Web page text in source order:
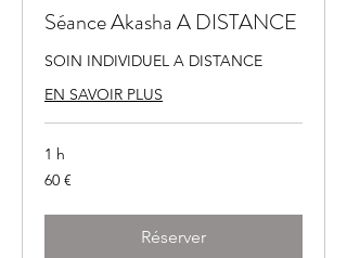
Séance Akasha A DISTANCE
SOIN INDIVIDUEL A DISTANCE
EN SAVOIR PLUS
1 h
60
euros
60 €
Réserver